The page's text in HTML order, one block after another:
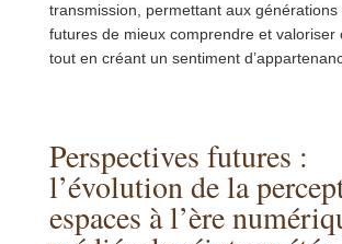
transmission, permettant aux
futures de mieux comprendre et valoriser
tout en créant un sentiment
Perspectives futures :
l’évolution de la
espaces à l’ère